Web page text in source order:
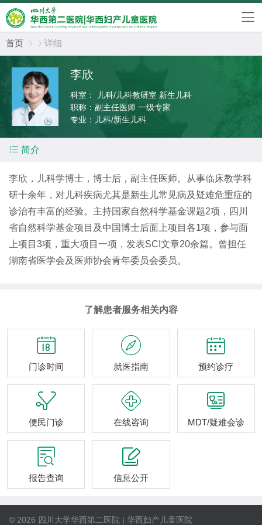
首页   详细
李欣
科室：
儿科/儿科教研室 新生儿科
职称： 副主任医师 一级专家
专业： 儿科/新生儿科
 简介
李欣 ，儿科学博士，博士后，副主任医师。从事临床教学科
研十余年，对儿科疾病尤其是新生儿常见病及疑难危重症的
诊治有丰富的经验。主持国家自然科学基金课题2项，四川
省自然科学基金项目及中国博士后面上项目各1项，参与面
上项目3项，重大项目一项，发表SCI文章20余篇。曾担任
湖南省医学会及医师协会青年委员会委员。
了解患者服务相关内容

门诊时间

就医指南

预约诊疗

便民门诊

在线咨询

MDT/疑难会诊

报告查询

信息公开
© 2026 四川大学华西第二医院 | 华西妇产儿童医院